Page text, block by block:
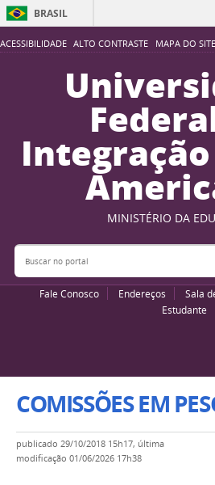
ACESSIBILIDADE ALTO CONTRASTE MAPA DO SITE
BRASIL
MINISTÉRIO DA
Buscar no portal
Fale Conosco Endereços Sala
Estudante
COMISSÕES EM
publicado 29/10/2018 15h17, última
modificação 01/06/2026 17h38